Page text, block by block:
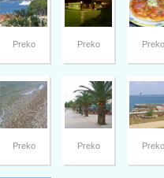
Preko Preko Preko
Preko Preko Preko